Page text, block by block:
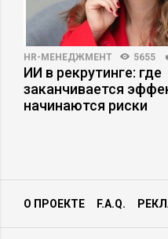
HR-МЕНЕДЖМЕНТ 5655
ИИ в рекрутинге: где
заканчивается
начинаются риски
О ПРОЕКТЕ F.A.Q.